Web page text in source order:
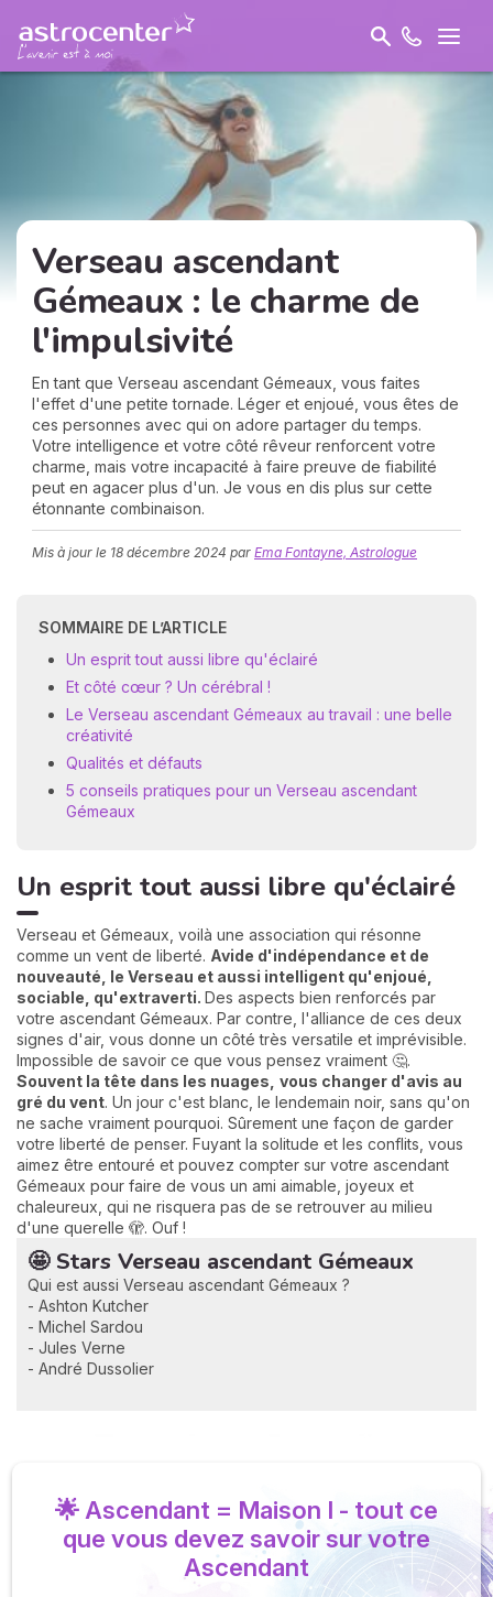
Verseau ascendant
Gémeaux : le charme de
l'impulsivité
En tant que Verseau ascendant Gémeaux, vous faites
l'effet d'une petite tornade. Léger et enjoué, vous êtes de
ces personnes avec qui on adore partager du temps.
Votre intelligence et votre côté rêveur renforcent votre
charme, mais votre incapacité à faire preuve de fiabilité
peut en agacer plus d'un. Je vous en dis plus sur cette
étonnante combinaison.
Mis à jour le 18 décembre 2024 par Ema Fontayne, Astrologue
SOMMAIRE DE L’ARTICLE
Un esprit tout aussi libre qu'éclairé
Et côté cœur ? Un cérébral !
Le Verseau ascendant Gémeaux au travail : une belle
créativité
Qualités et défauts
5 conseils pratiques pour un Verseau ascendant
Gémeaux
Un esprit tout aussi libre qu'éclairé
Verseau et Gémeaux, voilà une association qui résonne
comme un vent de liberté. Avide d'indépendance et de
nouveauté, le Verseau et aussi intelligent qu'enjoué,
sociable, qu'extraverti. Des aspects bien renforcés par
votre ascendant Gémeaux. Par contre, l'alliance de ces deux
signes d'air, vous donne un côté très versatile et imprévisible.
Impossible de savoir ce que vous pensez vraiment 🤔.
Souvent la tête dans les nuages, vous changer d'avis au
gré du vent. Un jour c'est blanc, le lendemain noir, sans qu'on
ne sache vraiment pourquoi. Sûrement une façon de garder
votre liberté de penser. Fuyant la solitude et les conflits, vous
aimez être entouré et pouvez compter sur votre ascendant
Gémeaux pour faire de vous un ami aimable, joyeux et
chaleureux, qui ne risquera pas de se retrouver au milieu
d'une querelle 🫣. Ouf !
🤩 Stars Verseau ascendant Gémeaux
Qui est aussi Verseau ascendant Gémeaux ?
- Ashton Kutcher
- Michel Sardou
- Jules Verne
- André Dussolier
🌟 Ascendant = Maison I - tout ce
que vous devez savoir sur votre
Ascendant